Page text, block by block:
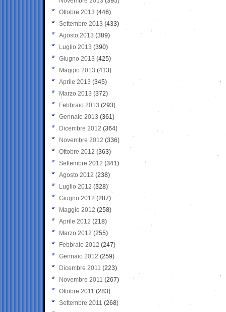
Ottobre 2013 (446)
Settembre 2013 (433)
Agosto 2013 (389)
Luglio 2013 (390)
Giugno 2013 (425)
Maggio 2013 (413)
Aprile 2013 (345)
Marzo 2013 (372)
Febbraio 2013 (293)
Gennaio 2013 (361)
Dicembre 2012 (364)
Novembre 2012 (336)
Ottobre 2012 (363)
Settembre 2012 (341)
Agosto 2012 (238)
Luglio 2012 (328)
Giugno 2012 (287)
Maggio 2012 (258)
Aprile 2012 (218)
Marzo 2012 (255)
Febbraio 2012 (247)
Gennaio 2012 (259)
Dicembre 2011 (223)
Novembre 2011 (267)
Ottobre 2011 (283)
Settembre 2011 (268)